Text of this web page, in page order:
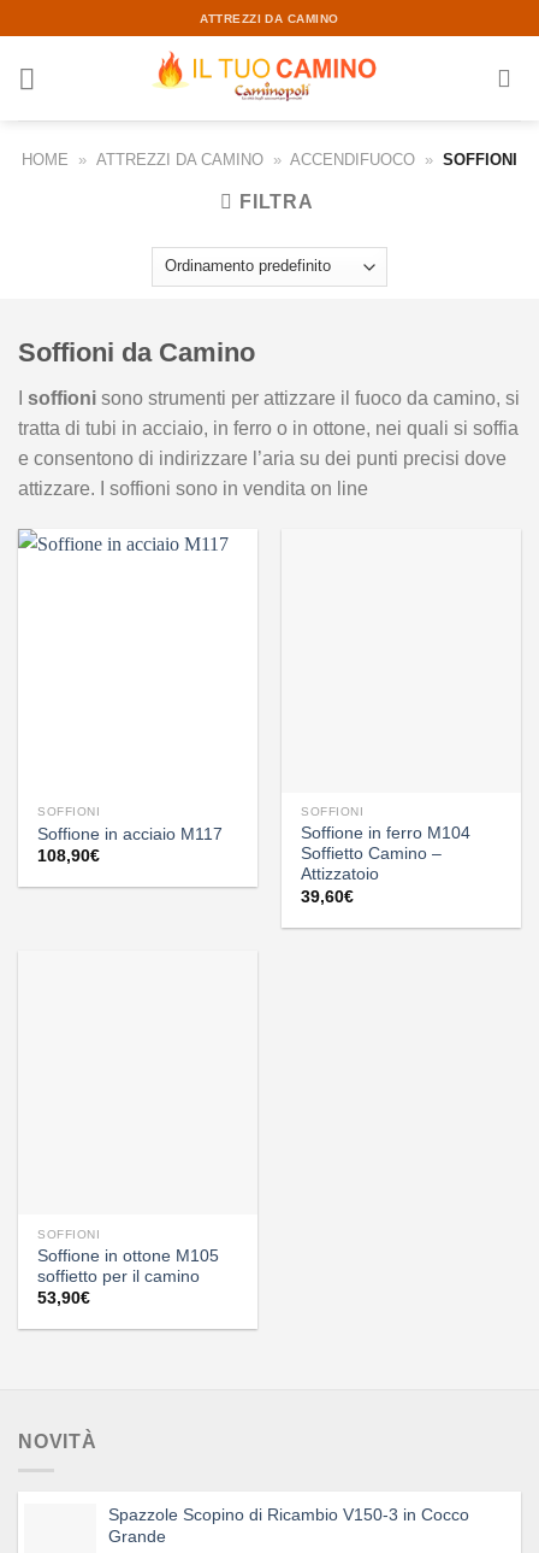
content
ATTREZZI DA CAMINO
HOME » ATTREZZI DA CAMINO » ACCENDIFUOCO » SOFFIONI
FILTRA
Soffioni da Camino
soffioni sono strumenti per attizzare il fuoco da camino, si
tratta di tubi in acciaio, in ferro o in ottone, nei quali si soffia
e consentono di indirizzare l’aria su dei punti precisi dove
attizzare. I soffioni sono in vendita on line
SOFFIONI
Soffione in acciaio M117
108,90€
SOFFIONI
Soffione in ferro M104
Soffietto Camino –
Attizzatoio
39,60€
SOFFIONI
Soffione in ottone M105
soffietto per il camino
53,90€
NOVITÀ
Spazzole Scopino di Ricambio V150-3 in Cocco
Grande